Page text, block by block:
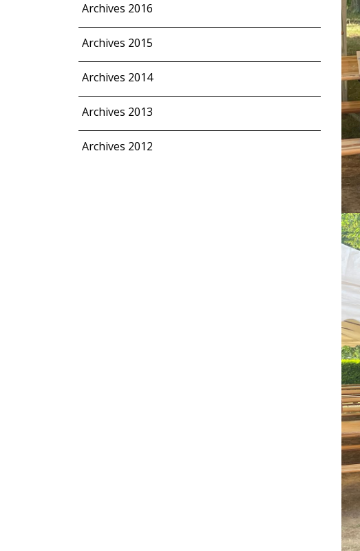
Archives 2016
Archives 2015
Archives 2014
Archives 2013
Archives 2012